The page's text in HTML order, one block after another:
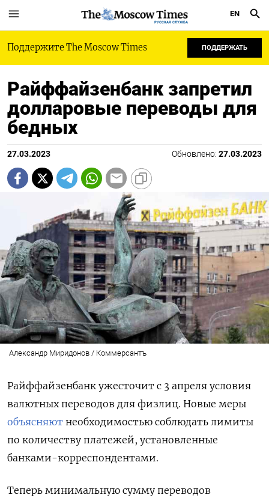
РУССКАЯ СЛУЖБА
EN
Поддержите The Moscow Times ПОДДЕРЖАТЬ
Райффайзенбанк запретил
долларовые переводы для
бедных
27.03.2023 Обновлено: 27.03.2023
Александр Миридонов / Коммерсантъ
Райффайзенбанк ужесточит с 3 апреля условия
валютных переводов для физлиц. Новые меры
объясняют необходимостью соблюдать лимиты
по количеству платежей, установленные
банками-корреспондентами.
Теперь минимальную сумму переводов